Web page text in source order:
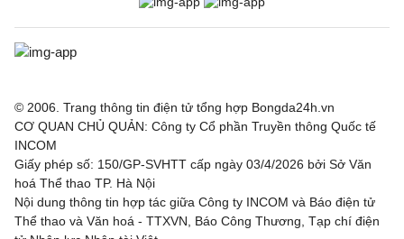
© 2006. Trang thông tin điện tử tổng hợp Bongda24h.vn
CƠ QUAN CHỦ QUẢN: Công ty Cổ phần Truyền thông Quốc tế
INCOM
Giấy phép số: 150/GP-SVHTT cấp ngày 03/4/2026 bởi Sở Văn
hoá Thể thao TP. Hà Nội
Nội dung thông tin hợp tác giữa Công ty INCOM và Báo điện tử
Thể thao và Văn hoá - TTXVN, Báo Công Thương, Tạp chí điện